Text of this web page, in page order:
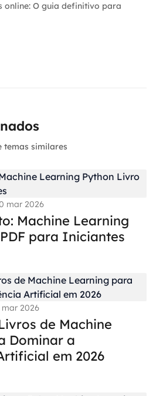
online: O guia definitivo para
temas similares
mar 2026
Machine Learning
para Iniciantes
mar 2026
de Machine
Dominar a
em 2026